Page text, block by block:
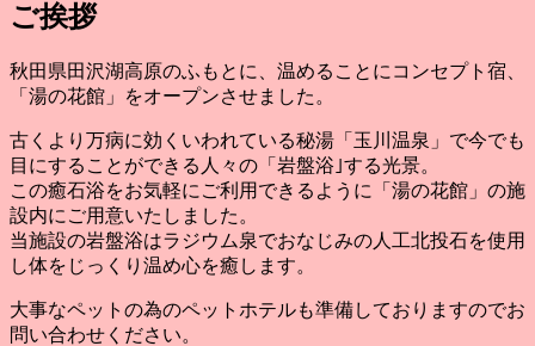
ご挨拶
秋田県田沢湖高原のふもとに、温めることにコンセプト宿、
「湯の花館」をオープンさせました。
古くより万病に効くいわれている秘湯「玉川温泉」で今でも
目にすることができる人々の「岩盤浴｣する光景。
この癒石浴をお気軽にご利用できるように「湯の花館」の施
設内にご用意いたしました。
当施設の岩盤浴はラジウム泉でおなじみの人工北投石を使用
し体をじっくり温め心を癒します。
大事なペットの為のペットホテルも準備しておりますのでお
問い合わせください。